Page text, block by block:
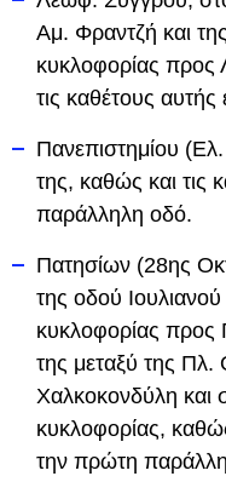
Αμ. Φραντζή και
κυκλοφορίας
τις καθέτους
Πανεπιστημίου
της, καθώς και τις
παράλληλη οδό.
Πατησίων (28ης
της οδού
κυκλοφορίας προς
της μεταξύ της Πλ.
Χαλκοκονδύλη και
κυκλοφορίας,
την πρώτη